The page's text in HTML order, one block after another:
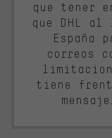
que tener
que DHL
España
correos
tiene